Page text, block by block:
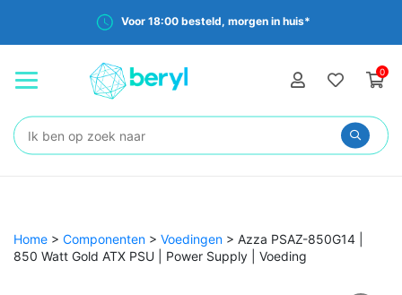
Voor 18:00 besteld, morgen in huis*
0
Zoeken:
Home > Componenten > Voedingen > Azza PSAZ-850G14 |
850 Watt Gold ATX PSU | Power Supply | Voeding